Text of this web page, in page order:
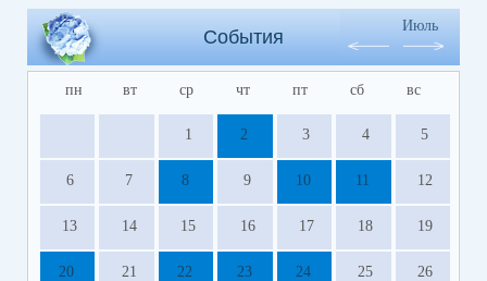
События
Июль
пн вт ср чт пт сб вс
1 2 3 4 5
6 7 8 9 10 11 12
13 14 15 16 17 18 19
20 21 22 23 24 25 26